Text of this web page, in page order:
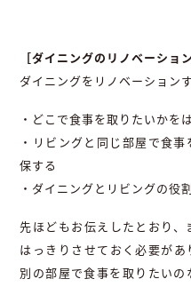
［ダイニングのリノベーショ
ダイニングをリノベーション
・どこで食事を取りたいかを
・リビングと同じ部屋で食
保する
・ダイニングとリビングの役
先ほどもお伝えしたとおり
はっきりさせておく必要が
別の部屋で食事を取りたい